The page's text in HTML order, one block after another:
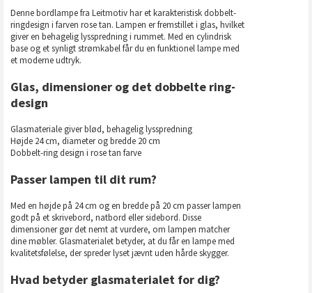
Denne bordlampe fra Leitmotiv har et karakteristisk dobbelt-
ringdesign i farven rose tan. Lampen er fremstillet i glas, hvilket
giver en behagelig lysspredning i rummet. Med en cylindrisk
base og et synligt strømkabel får du en funktionel lampe med
et moderne udtryk.
Glas, dimensioner og det dobbelte ring-
design
Glasmateriale giver blød, behagelig lysspredning
Højde 24 cm, diameter og bredde 20 cm
Dobbelt-ring design i rose tan farve
Passer lampen til dit rum?
Med en højde på 24 cm og en bredde på 20 cm passer lampen
godt på et skrivebord, natbord eller sidebord. Disse
dimensioner gør det nemt at vurdere, om lampen matcher
dine møbler. Glasmaterialet betyder, at du får en lampe med
kvalitetsfølelse, der spreder lyset jævnt uden hårde skygger.
Hvad betyder glasmaterialet for dig?